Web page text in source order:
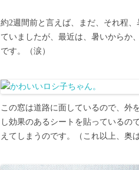
約2週間前と言えば、まだ、それ程、
ていましたが、最近は、暑いからか
です。（涙）
この窓は道路に面しているので、外
し効果のあるシートを貼っているの
えてしまうのです。（これ以上、奥